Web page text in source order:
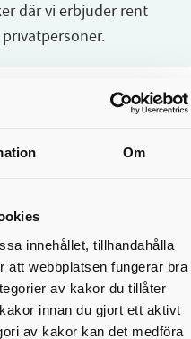
Om
innehållet, tillhandahålla
att webbplatsen fungerar bra
av kakor du tillåter
innan du gjort ett aktivt
av kakor kan det medföra
där vi erbjuder rent
regel åtgärdas av
avläsning